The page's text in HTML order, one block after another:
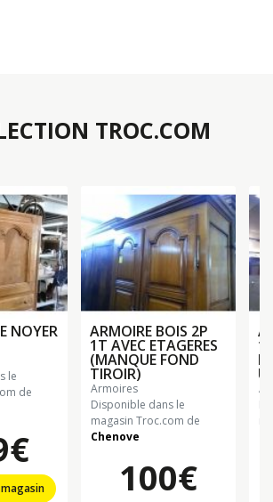
TROC.COM
NOYER
le
de
ARMOIRE BOIS 2P
1T AVEC ETAGERES
(MANQUE FOND
TIROIR)
armoires
Disponible dans le
magasin Troc.com de
Chenove
100€
1